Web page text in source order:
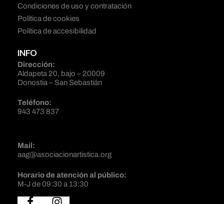
Condiciones de uso y contratación
Política de cookies
Política de accesibilidad
INFO
Dirección:
Aldapeta 20, bajo – 20009
Donostia – San Sebastián
Teléfono:
943 473 837
Mail:
aag@asociacionartistica.org
Horario de atención al público:
M-J de 09:30 a 13:30